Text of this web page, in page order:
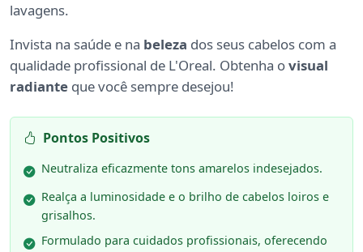
lavagens.
Invista na saúde e na beleza dos seus cabelos com a
qualidade profissional de L'Oreal. Obtenha ovisual
radiante que você sempre desejou!
Pontos Positivos
Neutraliza eficazmente tons amarelos indesejados.
Realça a luminosidade e o brilho de cabelos loiros e
grisalhos.
Formulado para cuidados profissionais, oferecendo